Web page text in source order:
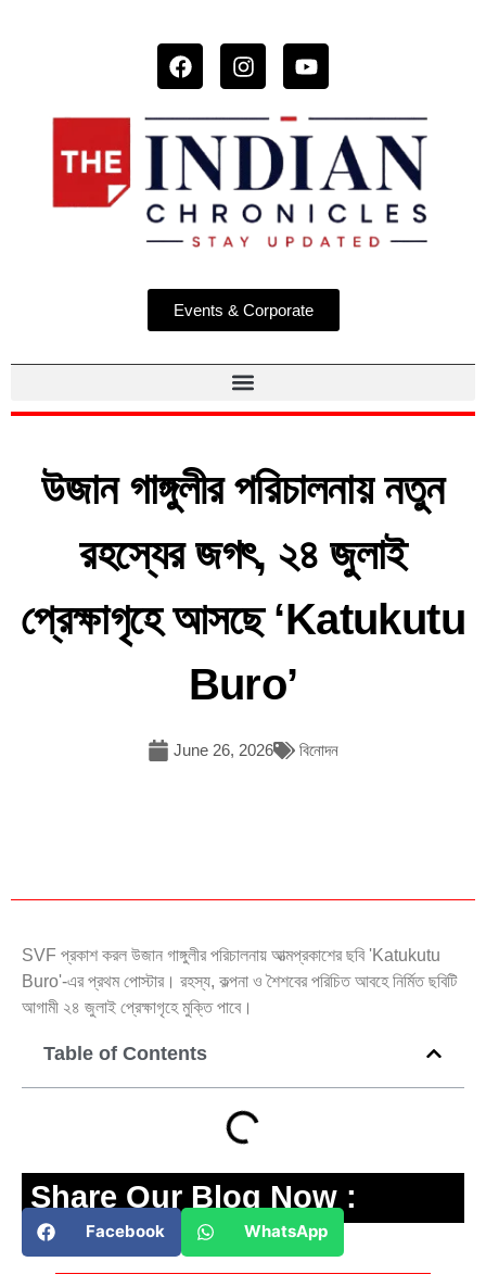
Events & Corporate
উজান গাঙ্গুলীর পরিচালনায় নতুন
রহস্যের জগৎ, ২৪ জুলাই
প্রেক্ষাগৃহে আসছে ‘Katukutu
Buro’
June 26, 2026 বিনোদন
SVF প্রকাশ করল উজান গাঙ্গুলীর পরিচালনায় আত্মপ্রকাশের ছবি 'Katukutu
Buro'-এর প্রথম পোস্টার। রহস্য, কল্পনা ও শৈশবের পরিচিত আবহে নির্মিত ছবিটি
আগামী ২৪ জুলাই প্রেক্ষাগৃহে মুক্তি পাবে।
Table of Contents
Share Our Blog Now :
Facebook WhatsApp